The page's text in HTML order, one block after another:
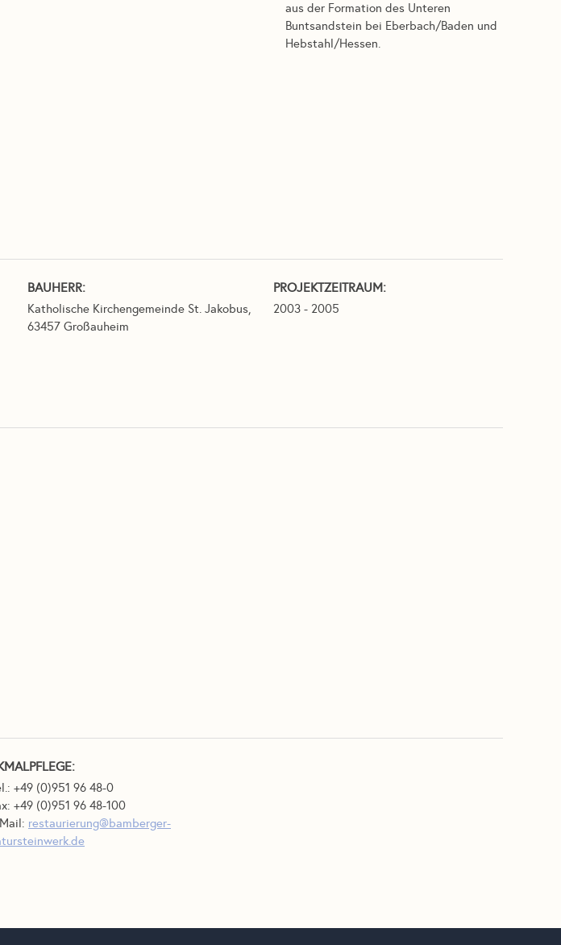
aus der Formation des Unteren
Buntsandstein bei Eberbach/Baden und
Hebstahl/Hessen.
BAUHERR:
Katholische Kirchengemeinde St. Jakobus,
63457 Großauheim
PROJEKTZEITRAUM:
2003 - 2005
+49 (0)951 96 48-0
+49 (0)951 96 48-100
restaurierung@bamberger-